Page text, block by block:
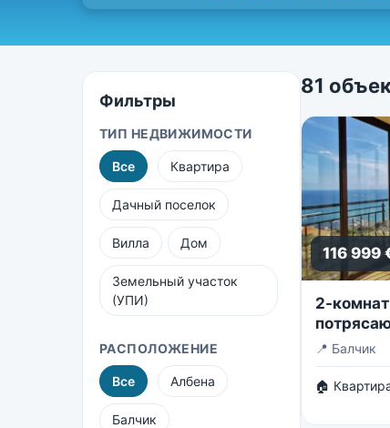
Фильтры
ТИП НЕДВИЖИМОСТИ
Все Квартира
Дачный поселок
Вилла Дом
Земельный участок
(УПИ)
РАСПОЛОЖЕНИЕ
Все Албена
Балчик
81
116 999
2-
📍 Балчик
🏠